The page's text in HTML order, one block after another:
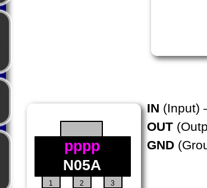
1 2
3
N05A
pppp
IN (Input)
OUT
GND